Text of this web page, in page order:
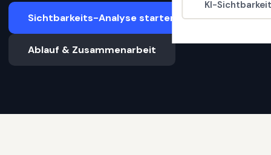
KI-
Sichtbarkeits-Analyse starten
Ablauf & Zusammenarbeit